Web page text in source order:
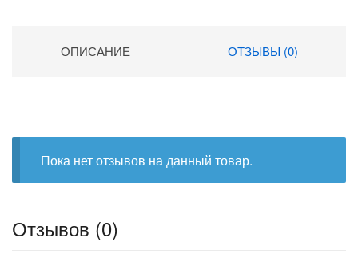
ОПИСАНИЕ ОТЗЫВЫ (0)
Пока нет отзывов на данный товар.
Отзывов (0)